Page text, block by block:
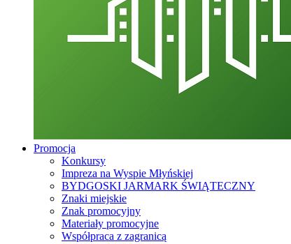
Promocja
Konkursy
Impreza na Wyspie Młyńskiej
BYDGOSKI JARMARK ŚWIĄTECZNY
Znaki miejskie
Znak promocyjny
Materiały promocyjne
Współpraca z zagranicą